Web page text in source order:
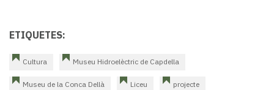
ETIQUETES:
Cultura Museu Hidroelèctric de Capdella
Museu de la Conca Dellà Liceu projecte